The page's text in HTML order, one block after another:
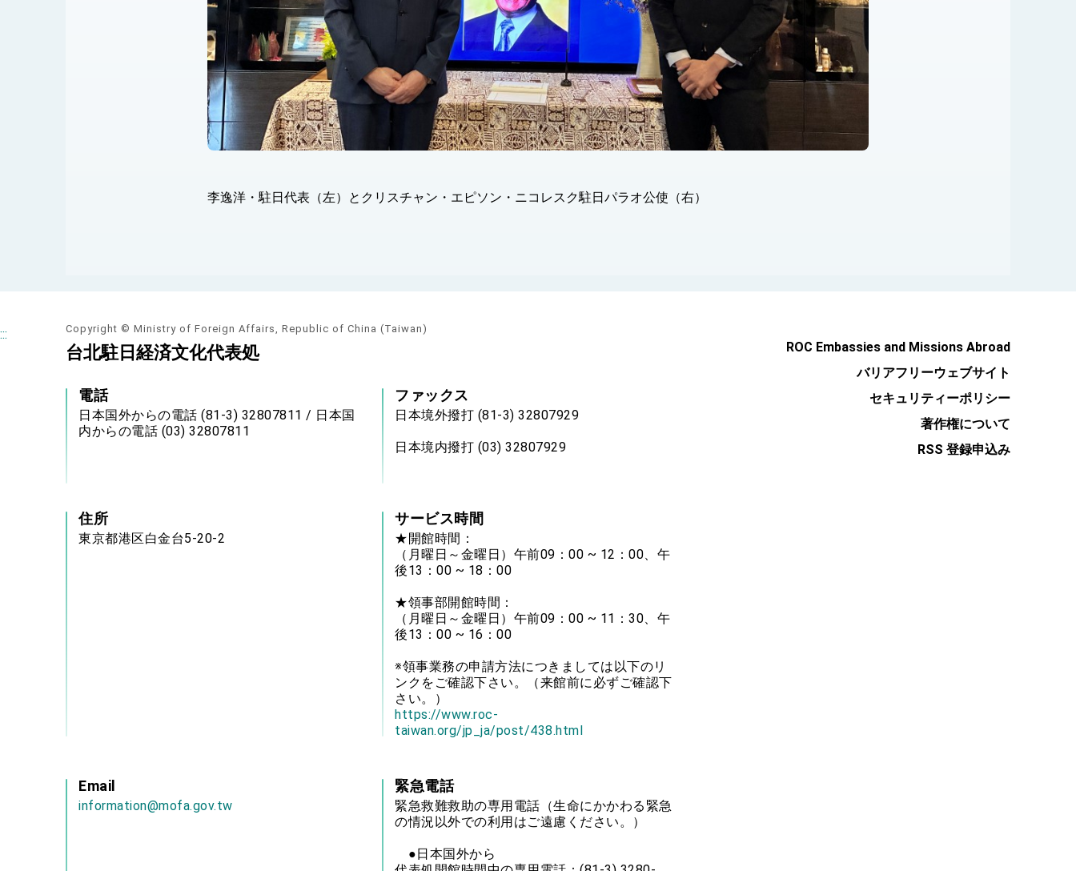
李逸洋・駐日代表（左）とクリスチャン・エピソン・ニコレスク駐日パラオ公使（右）
::: Copyright © Ministry of Foreign Affairs, Republic of China (Taiwan)
台北駐日経済文化代表処
電話
日本国外からの電話 (81-3) 32807811 / 日本国
内からの電話 (03) 32807811
ファックス
日本境外撥打 (81-3) 32807929
日本境内撥打 (03) 32807929
住所
東京都港区白金台5-20-2
サービス時間
★開館時間：
（月曜日～金曜日）午前09：00 ~ 12：00、午
後13：00 ~ 18：00
★領事部開館時間：
（月曜日～金曜日）午前09：00 ~ 11：30、午
後13：00 ~ 16：00
※領事業務の申請方法につきましては以下のリ
ンクをご確認下さい。（来館前に必ずご確認下
さい。）
https://www.roc-
taiwan.org/jp_ja/post/438.html
Email
information@mofa.gov.tw
緊急電話
緊急救難救助の専用電話（生命にかかわる緊急
の情況以外での利用はご遠慮ください。）
●日本国外から
ROC Embassies and Missions Abroad
バリアフリーウェブサイト
セキュリティーポリシー
著作権について
RSS 登録申込み